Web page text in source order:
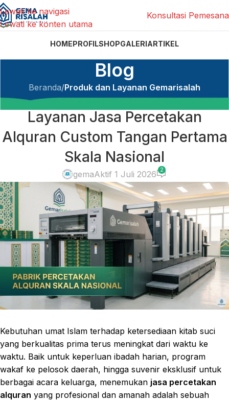
Lewati ke navigasi
Lewati ke konten utama
Konsultasi
HOMEPROFILSHOPGALERIARTIKEL
Blog
Beranda/Produk dan Layanan Gemarisalah
PRODUK DAN LAYANAN GEMARISALAH
Layanan Jasa Percetakan
Alquran Custom Tangan Pertama
Skala Nasional
gemaAktif 1 Juli 2026 2
Kebutuhan umat Islam terhadap ketersediaan kitab suci
yang berkualitas prima terus meningkat dari waktu ke
waktu. Baik untuk keperluan ibadah harian, program
wakaf ke pelosok daerah, hingga suvenir eksklusif untuk
berbagai acara keluarga, menemukan jasa percetakan
alquran yang profesional dan amanah adalah sebuah